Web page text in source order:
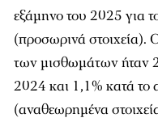
εξάμηνο του 2025 για
(προσωρινά στοιχεία).
των μισθωμάτων ήταν
2024 και 1,1% κατά το
(αναθεωρημένα